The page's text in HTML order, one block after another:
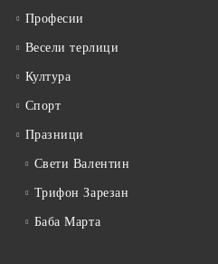
Професии
Весели терлици
Култура
Спорт
Празници
Свети Валентин
Трифон Зарезан
Баба Марта